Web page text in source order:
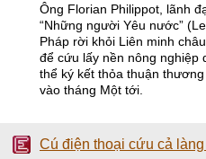
Ông Florian Philippot, lãnh
“Những người Yêu nước”
Pháp rời khỏi Liên minh
để cứu lấy nền nông nghiệp
thể ký kết thỏa thuận
vào tháng Một tới.
Cú điện thoại cứu cả